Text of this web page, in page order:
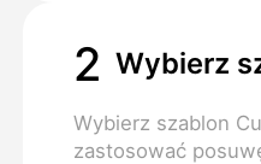
2 Wybierz
Wybierz szablon
zastosować